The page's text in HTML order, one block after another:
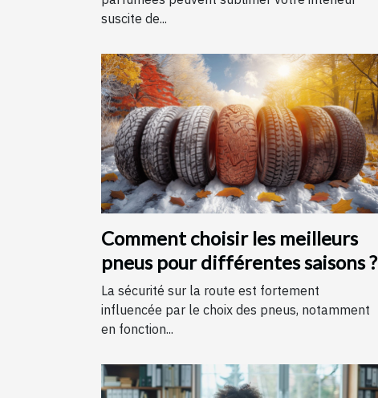
suscite de...
Comment choisir les meilleurs
pneus pour différentes saisons ?
La sécurité sur la route est fortement
influencée par le choix des pneus, notamment
en fonction...